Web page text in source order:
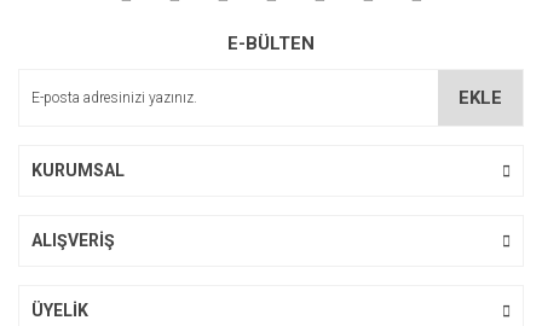
E-BÜLTEN
EKLE
KURUMSAL
ALIŞVERİŞ
ÜYELİK